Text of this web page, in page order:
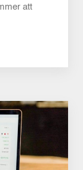
att